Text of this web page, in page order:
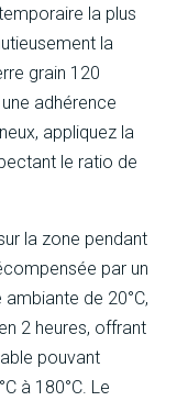
la plus
la
grain 120
adhérence
appliquez la
le ratio de
la zone pendant
par un
de 20°C,
2 heures, offrant
pouvant
à 180°C. Le